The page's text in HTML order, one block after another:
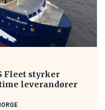
Fleet styrker
leverandører